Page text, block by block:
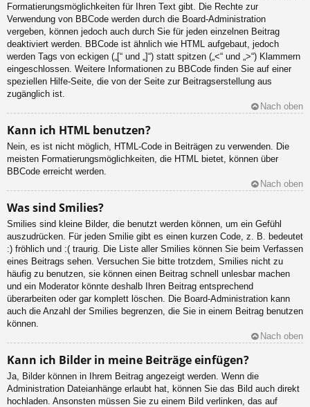
Formatierungsmöglichkeiten für Ihren Text gibt. Die Rechte zur
Verwendung von BBCode werden durch die Board-Administration
vergeben, können jedoch auch durch Sie für jeden einzelnen Beitrag
deaktiviert werden. BBCode ist ähnlich wie HTML aufgebaut, jedoch
werden Tags von eckigen („[“ und „]“) statt spitzen („<“ und „>“) Klammern
eingeschlossen. Weitere Informationen zu BBCode finden Sie auf einer
speziellen Hilfe-Seite, die von der Seite zur Beitragserstellung aus
zugänglich ist.
Nach oben
Kann ich HTML benutzen?
Nein, es ist nicht möglich, HTML-Code in Beiträgen zu verwenden. Die
meisten Formatierungsmöglichkeiten, die HTML bietet, können über
BBCode erreicht werden.
Nach oben
Was sind Smilies?
Smilies sind kleine Bilder, die benutzt werden können, um ein Gefühl
auszudrücken. Für jeden Smilie gibt es einen kurzen Code, z. B. bedeutet
:) fröhlich und :( traurig. Die Liste aller Smilies können Sie beim Verfassen
eines Beitrags sehen. Versuchen Sie bitte trotzdem, Smilies nicht zu
häufig zu benutzen, sie können einen Beitrag schnell unlesbar machen
und ein Moderator könnte deshalb Ihren Beitrag entsprechend
überarbeiten oder gar komplett löschen. Die Board-Administration kann
auch die Anzahl der Smilies begrenzen, die Sie in einem Beitrag benutzen
können.
Nach oben
Kann ich Bilder in meine Beiträge einfügen?
Ja, Bilder können in Ihrem Beitrag angezeigt werden. Wenn die
Administration Dateianhänge erlaubt hat, können Sie das Bild auch direkt
hochladen. Ansonsten müssen Sie zu einem Bild verlinken, das auf